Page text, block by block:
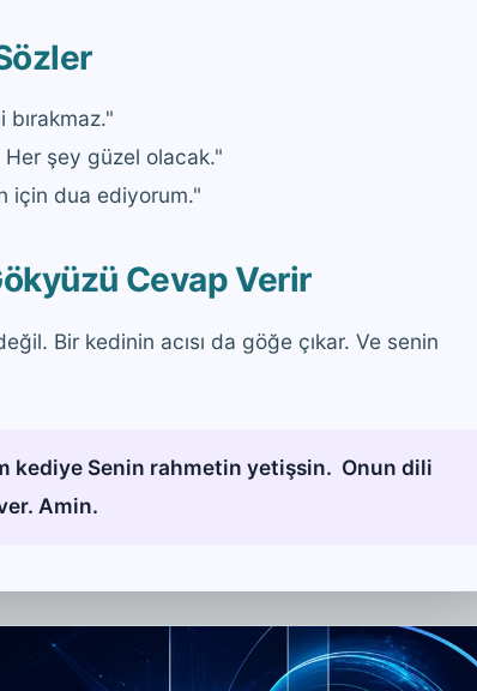
bırakmaz."
şey güzel olacak."
için dua ediyorum."
Cevap Verir
Bir kedinin acısı da göğe çıkar. Ve senin
kediye Senin rahmetin yetişsin. Onun dili
Amin.